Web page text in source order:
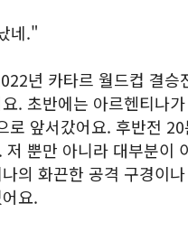
네."
년 카타르 월드컵 결
. 초반에는 아르헨티나
로 앞서갔어요. 후반전
저 뿐만 아니라 대부분이
의 화끈한 공격 구경이
요.